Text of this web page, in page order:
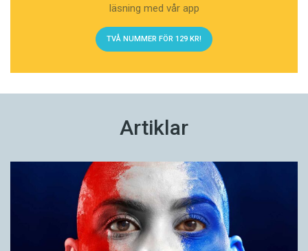
läsning med vår app
TVÅ NUMMER FÖR 129 KR!
Artiklar